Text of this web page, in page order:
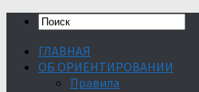
ГЛАВНАЯ
ОБ ОРИЕНТИРОВАНИИ
Правила